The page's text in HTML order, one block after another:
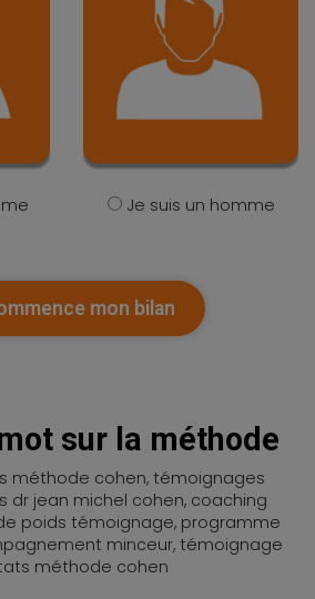
Je suis un homme
mon bilan
sur la méthode
méthode cohen, témoignages
dr jean michel cohen, coaching
poids témoignage, programme
minceur, témoignage
méthode cohen